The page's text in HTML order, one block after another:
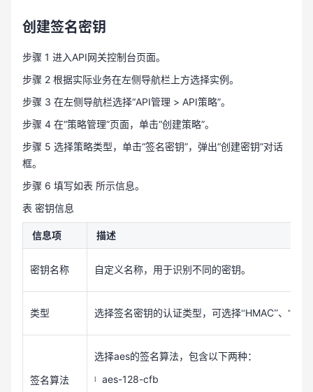
创建签名密钥
步骤 1 进入API网关控制台页面。
步骤 2 根据实际业务在左侧导航栏上方选择实例。
步骤 3 在左侧导航栏选择“API管理 > API策略”。
步骤 4 在“策略管理”页面，单击“创建策略”。
步骤 5 选择策略类型，单击“签名密钥”，弹出“创建密钥”对话
框。
步骤 6 填写如表 所示信息。
表 密钥信息
信息项 描述
密钥名称 自定义名称，用于识别不同的密钥。
类型 选择签名密钥的认证类型，可选择“HMAC”、“
签名算法
选择aes的签名算法，包含以下两种：
l aes-128-cfb